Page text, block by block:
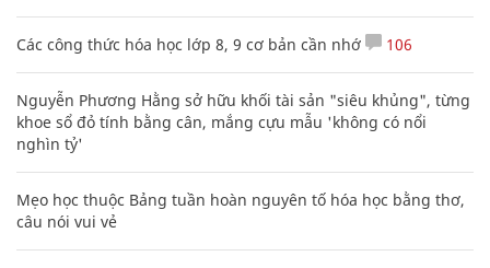
Các công thức hóa học lớp 8, 9 cơ bản cần nhớ 106
Nguyễn Phương Hằng sở hữu khối tài sản "siêu khủng", từng
khoe sổ đỏ tính bằng cân, mắng cựu mẫu 'không có nổi
nghìn tỷ'
Mẹo học thuộc Bảng tuần hoàn nguyên tố hóa học bằng thơ,
câu nói vui vẻ